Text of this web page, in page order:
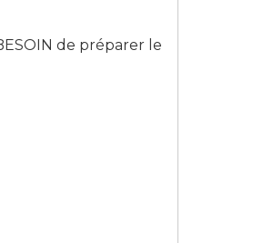
de préparer le